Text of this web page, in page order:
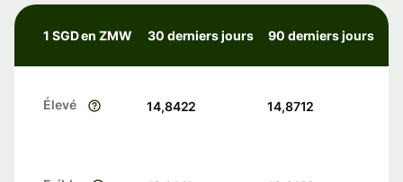
1 SGD en ZMW 30 derniers jours 90 derniers jours
Élevé 14,8422 14,8712